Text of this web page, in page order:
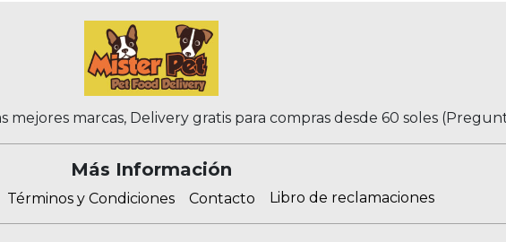
mejores marcas, Delivery gratis para compras desde 60 soles
Más Información
Términos y Condiciones Contacto Libro de reclamaciones